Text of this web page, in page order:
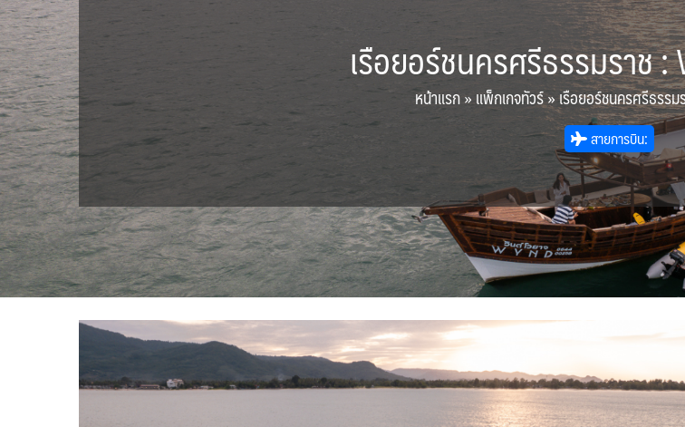
เรือยอร์ชนครศรีธรรมราช :
หน้าแรก»แพ็กเกจทัวร์»เรือยอร์ชนครศรีธรร
สายการบิน: